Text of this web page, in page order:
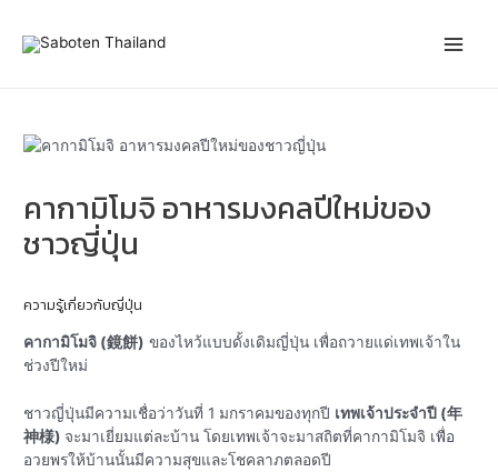
content
คากามิโมจิ อาหารมงคลปีใหม่ของ
ชาวญี่ปุ่น
ความรู้เกี่ยวกับญี่ปุ่น
คากามิโมจิ (鏡餅) ของไหว้แบบดั้งเดิมญี่ปุ่น เพื่อถวายแด่เทพเจ้าใน
ช่วงปีใหม่
ชาวญี่ปุ่นมีความเชื่อว่าวันที่ 1 มกราคมของทุกปี เทพเจ้าประจำปี (年
神様) จะมาเยี่ยมแต่ละบ้าน โดยเทพเจ้าจะมาสถิตที่คากามิโมจิ เพื่อ
อวยพรให้บ้านนั้นมีความสุขและโชคลาภตลอดปี
navigation